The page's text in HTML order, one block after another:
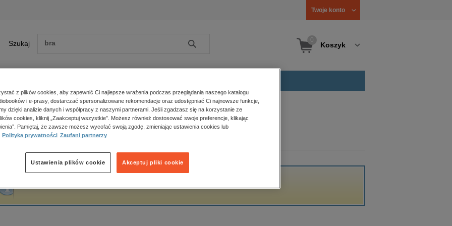
Twoje konto
Szukaj Szukaj Koszyk
Zobacz wszystkie E-prasa
polityka, społeczno-informacyjne
psychologiczne
popularno-naukowe
historia
główna Antonina Tosiek
Tosiek
z plików cookies, aby zapewnić Ci najlepsze wrażenia podczas przeglądania naszego katalogu
i e-prasy, dostarczać spersonalizowane rekomendacje oraz udostępniać Ci najnowsze funkcje,
dzięki analizie danych i współpracy z naszymi partnerami. Jeśli zgadzasz się na korzystanie ze
cookies, kliknij „Zaakceptuj wszystkie”. Możesz również dostosować swoje preferencje, klikając
Pamiętaj, że zawsze możesz wycofać swoją zgodę, zmieniając ustawienia cookies lub
Polityka prywatności Zaufani partnerzy
Akceptuj pliki cookie
Ustawienia plików cookie